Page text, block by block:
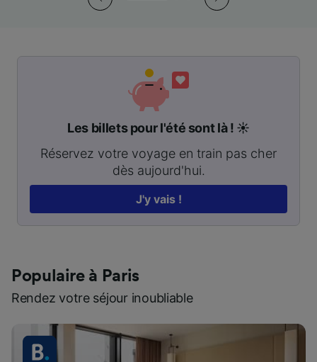
Les billets pour l'été sont là ! ☀️
Réservez votre voyage en train pas cher
dès aujourd'hui.
J'y vais !
Populaire à Paris
Rendez votre séjour inoubliable